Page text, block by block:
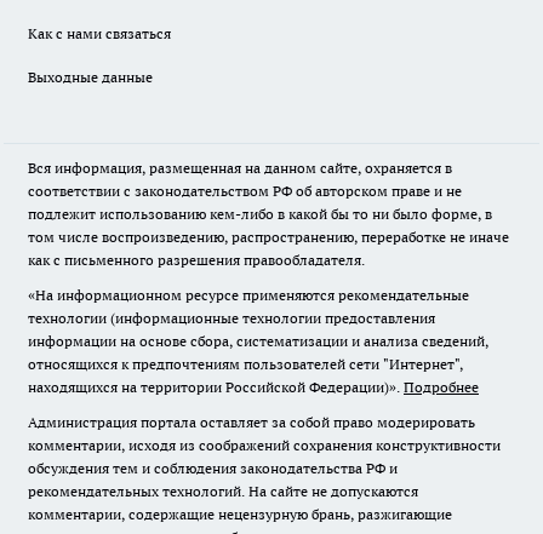
Как с нами связаться
Выходные данные
Вся информация, размещенная на данном сайте, охраняется в
соответствии с законодательством РФ об авторском праве и не
подлежит использованию кем-либо в какой бы то ни было форме, в
том числе воспроизведению, распространению, переработке не иначе
как с письменного разрешения правообладателя.
«На информационном ресурсе применяются рекомендательные
технологии (информационные технологии предоставления
информации на основе сбора, систематизации и анализа сведений,
относящихся к предпочтениям пользователей сети "Интернет",
находящихся на территории Российской Федерации)». Подробнее
Администрация портала оставляет за собой право модерировать
комментарии, исходя из соображений сохранения конструктивности
обсуждения тем и соблюдения законодательства РФ и
рекомендательных технологий. На сайте не допускаются
комментарии, содержащие нецензурную брань, разжигающие